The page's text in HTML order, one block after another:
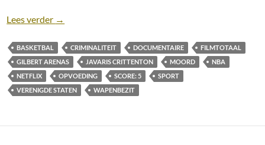
Lees verder Recensie: Untold: Shooting Guards [Netflix;
→
BASKETBAL CRIMINALITEIT DOCUMENTAIRE
FILMTOTAAL
GILBERT ARENAS
JAVARIS CRITTENTON MOORD
NBA
NETFLIX
OPVOEDING SCORE: 5
SPORT
VERENIGDE STATEN
WAPENBEZIT